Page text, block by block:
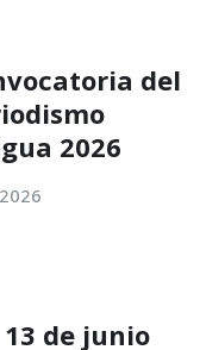
del
2026
13 de junio